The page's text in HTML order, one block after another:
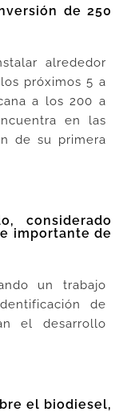
de 250
alrededor
próximos 5 a
a los 200 a
en las
de su primera
considerado
importante de
un trabajo
de
el desarrollo
el biodiesel,